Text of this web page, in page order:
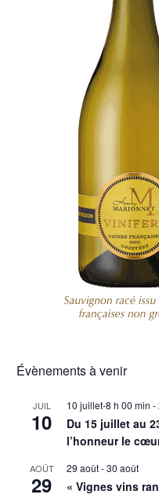
Évènements à venir
JUIL
10
10 juillet-8 h 00 min -
Du 15 juillet au
l’honneur le
AOÛT
29
29 août-30 août
« Vignes vins